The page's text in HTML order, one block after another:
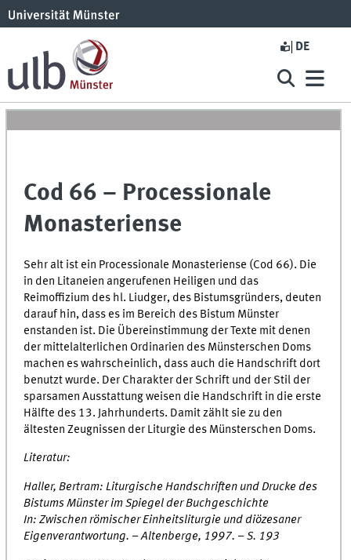
DE
Cod 66 – Processionale
Monasteriense
Sehr alt ist ein Processionale Monasteriense (Cod 66). Die
in den Litaneien angerufenen Heiligen und das
Reimoffizium des hl. Liudger, des Bistumsgründers, deuten
darauf hin, dass es im Bereich des Bistum Münster
enstanden ist. Die Übereinstimmung der Texte mit denen
der mittelalterlichen Ordinarien des Münsterschen Doms
machen es wahrscheinlich, dass auch die Handschrift dort
benutzt wurde. Der Charakter der Schrift und der Stil der
sparsamen Ausstattung weisen die Handschrift in die erste
Hälfte des 13. Jahrhunderts. Damit zählt sie zu den
ältesten Zeugnissen der Liturgie des Münsterschen Doms.
Literatur:
Haller, Bertram: Liturgische Handschriften und Drucke des
Bistums Münster im Spiegel der Buchgeschichte
In: Zwischen römischer Einheitsliturgie und diözesaner
Eigenverantwortung. – Altenberge, 1997. – S. 193